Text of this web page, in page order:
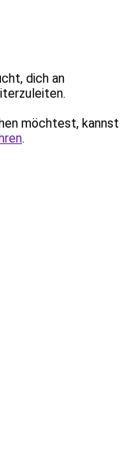
dich an
möchtest, kannst
.